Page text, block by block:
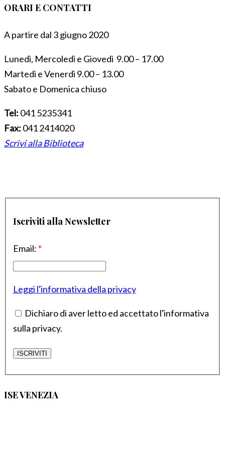
ORARI E CONTATTI
A partire dal 3 giugno 2020
Lunedì, Mercoledì e Giovedì 9.00 – 17.00
Martedì e Venerdì 9.00 – 13.00
Sabato e Domenica chiuso
Tel: 041 5235341
Fax: 041 2414020
Scrivi alla Biblioteca
Iscriviti alla Newsletter
Email: *
Leggi l'informativa della privacy
Dichiaro di aver letto ed accettato l'informativa
sulla privacy.
ISE VENEZIA